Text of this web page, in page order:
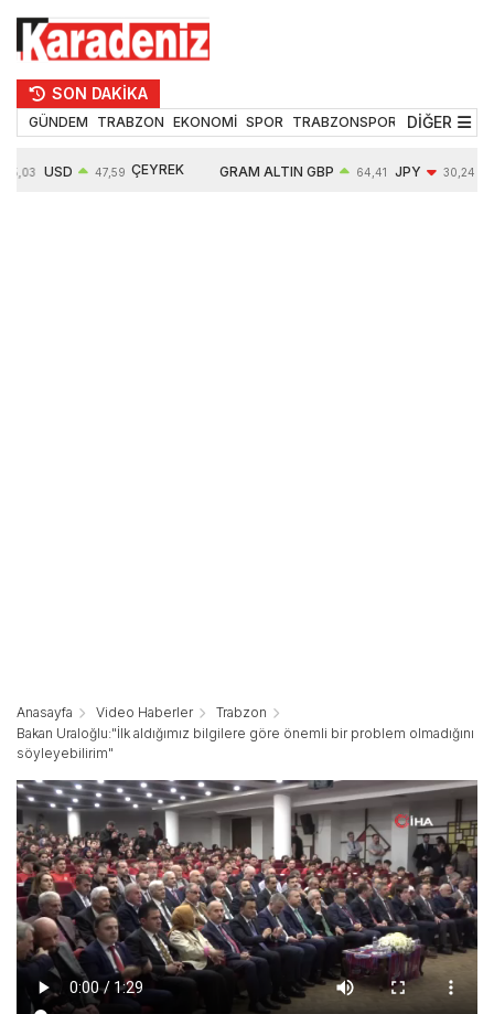
SON DAKİKA
GÜNDEM TRABZON EKONOMİ SPOR TRABZONSPOR TEKNOLOJİ
DİĞER
USD 47,59 ÇEYREK GRAM ALTIN GBP 64,41 JPY 30,24
Anasayfa Video Haberler
Trabzon
Bakan Uraloğlu:"İlk aldığımız bilgilere göre önemli bir problem olmadığını
söyleyebilirim"